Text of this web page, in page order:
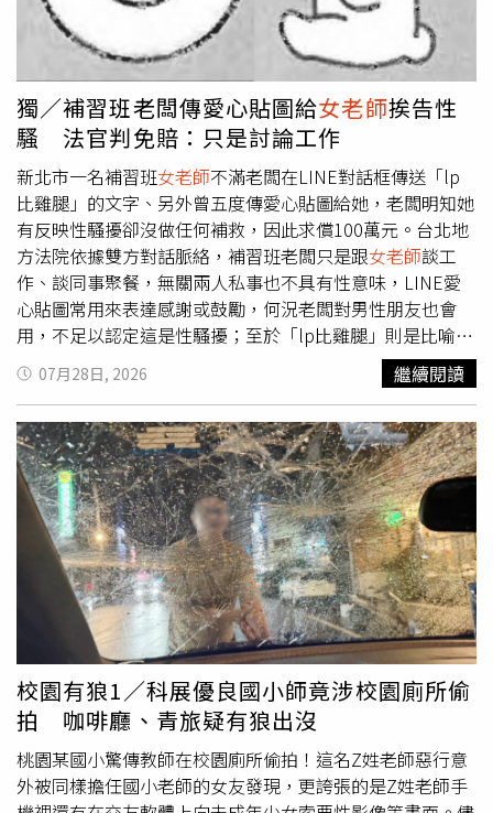
獨／補習班老闆傳愛心貼圖給女老師挨告性
騷 法官判免賠：只是討論工作
新北市一名補習班女老師不滿老闆在LINE對話框傳送「lp
比雞腿」的文字、另外曾五度傳愛心貼圖給她，老闆明知她
有反映性騷擾卻沒做任何補救，因此求償100萬元。台北地
方法院依據雙方對話脈絡，補習班老闆只是跟女老師談工
作、談同事聚餐，無關兩人私事也不具有性意味，LINE愛
心貼圖常用來表達感謝或鼓勵，何況老闆對男性朋友也會
用，不足以認定這是性騷擾；至於「lp比雞腿」則是比喻女
老師跟其他老師的認真程度完全不能比，言語雖粗俗但並非
性騷，所以判決免賠。本案
在這家補習班任職10個
月，第一次「愛心貼圖事件」，女老師私訊老闆幫忙更正上
課時數，當她說完感謝之後，老闆傳「小熊愛心」圖；第二
次「愛心貼圖事件」發生在補習班70人群組，女老師因調課
需確認教室，同樣是講完謝謝，老闆傳了「饅頭人愛心」；
第三次「愛心貼圖事件」則是兩人對話框，老闆先傳年終餐
會邀請卡的圖片，女老師回了「超棒的」貼圖，老闆再傳
「小熊愛心」；第四次「愛心貼圖事件」也是私訊情境，女
請老闆更改授課時數，老闆回答休假中晚上看，女老師
回覆「了解」圖，老闆回傳「小熊愛心」圖；第五次「愛心
貼圖事件」，女老師提供銀行帳戶給老闆匯款，老闆回她晚
上轉、人在國外，女老師說沒問題之後，老闆以「饅頭人愛
心」作結。「lp事件」發生在女老師最後一天上班，她和老
闆用LINE對話超過2小時，抱怨老闆常批評她教不好、讓她
沒學生可教，談到時薪行情時，老闆說「我以為你都要
1000以上」、「我把你畫在1000的區塊」，女老師回覆
07月28日, 2026 繼續閱讀
校園有狼1／科展優良國小師竟涉校園廁所偷
拍 咖啡廳、青旅疑有狼出沒
桃園某國小驚傳教師在校園廁所偷拍！這名Z姓老師惡行意
外被同樣擔任國小老師的女友發現，更誇張的是Z姓老師手